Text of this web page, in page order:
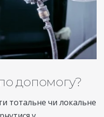
допомогу?
тотальне чи локальне